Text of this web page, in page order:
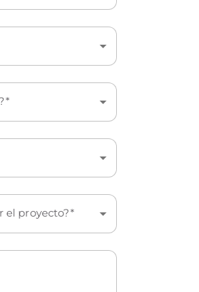
el proyecto?